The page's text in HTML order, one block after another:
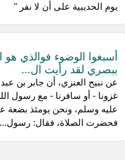
يوم الحديبية على أن لا نفر "
أسبغوا الوضوء فوالذي هو
ببصري لقد رأيت ال...
عن نبيح العنزي، أن جابر بن عبد
غزونا - أو سافرنا - مع رسول
عليه وسلم، ونحن يومئذ بضعة
فحضرت الصلاة، فقال: رسول...